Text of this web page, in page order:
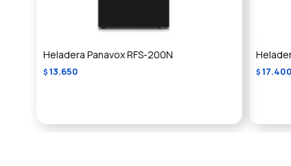
Heladera Panavox RFS-200N
$ 13.650 $ 17.400